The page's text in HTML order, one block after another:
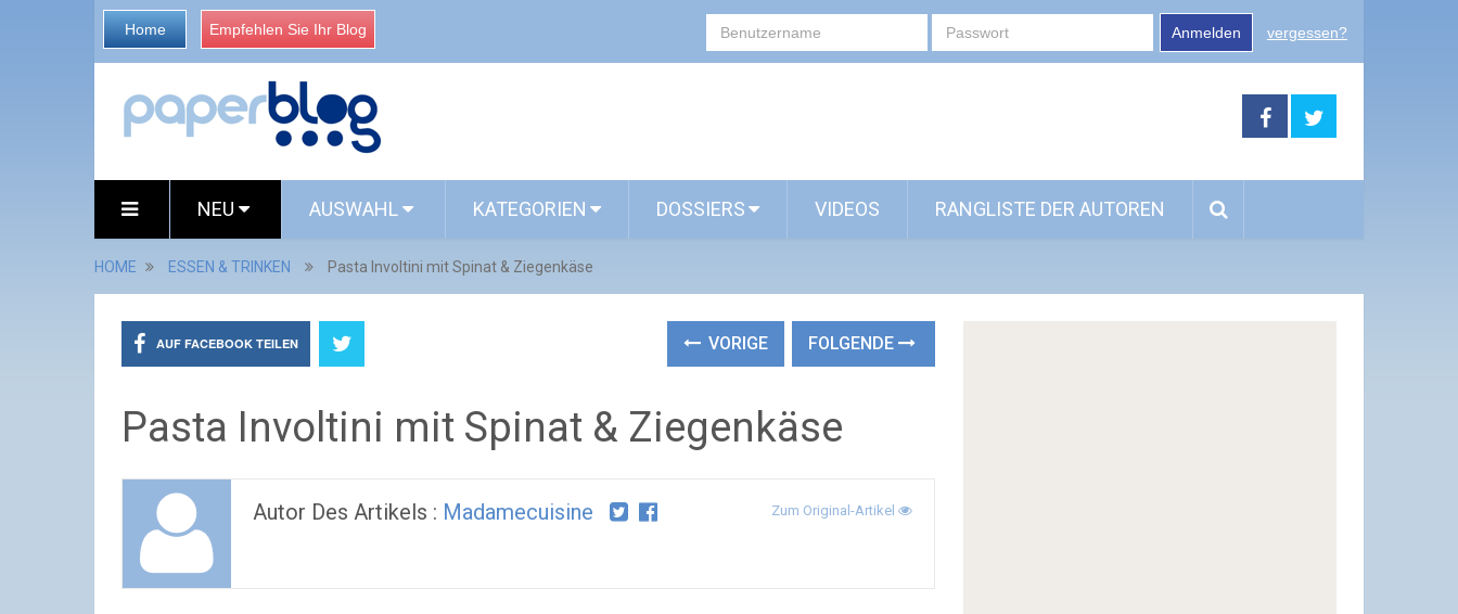
Home Empfehlen Sie Ihr Blog Anmelden vergessen?
NEU AUSWAHL KATEGORIEN DOSSIERS VIDEOS RANGLISTE DER AUTOREN
HOME ESSEN & TRINKEN Pasta Involtini mit Spinat & Ziegenkäse
AUF FACEBOOK TEILEN VORIGE FOLGENDE
Pasta Involtini mit Spinat & Ziegenkäse
Autor Des Artikels : Madamecuisine Zum Original-Artikel